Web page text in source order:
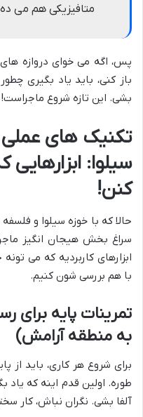
متافیزیکی هم می
پس، اگه می خوای دروازه
باز کنی، باید یاد بگیری
بشی. این تازه شروع ماجراست!
تکنیک های
سیلوا:
کنن!
حالا که با خوزه سیلوا و
سراغ بخش هیجان انگیز
ابزارهای کاربردیه که می
با هم بررسی شون کنیم.
تمرینات پایه برای
به منطقه آرامش)
برای شروع هر کاری، باید از
طوره. اولین قدم اینه که یاد
آلفا بشی. نگران نباش، کار